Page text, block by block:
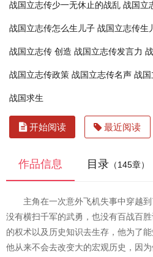
战国立志传少一无休止的战乱 战国立
战国立志传怎么生儿子 战国立志传生
战国立志传 创造 战国立志传发言力
战国立志传政策 战国立志传名声 战国
战国求生
开始阅读 最近阅读
作品信息 目录 （145章）
主角在一次意外飞机失事中穿越
没有横扫千军的武勇，也没有百战百
的权术以及历史知识去生存，他为了
他从来不会去改变大的宏观历史，因